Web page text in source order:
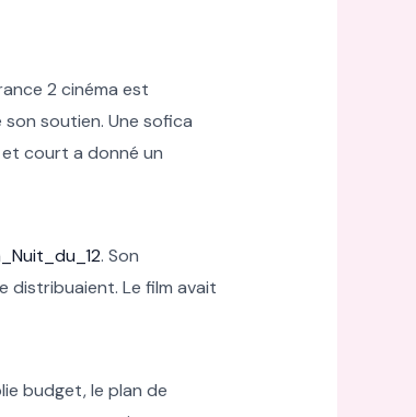
2 cinéma est
soutien. Une sofica
court a donné un
. Son
distribuaient. Le film avait
budget, le plan de